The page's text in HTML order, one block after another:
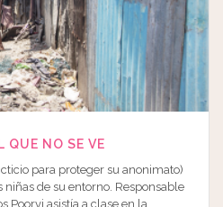
QUE NO SE VE
para proteger su anonimato)
de su entorno. Responsable
Poorvi asistía a clase en la